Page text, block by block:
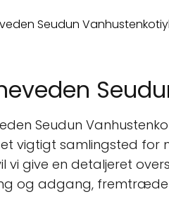
Seudun
vigtigt samlingsted for
vi give en detaljeret
og adgang,